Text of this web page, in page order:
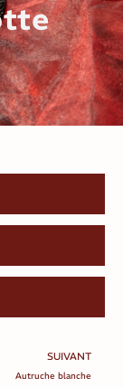
SUIVANT
Autruche blanche